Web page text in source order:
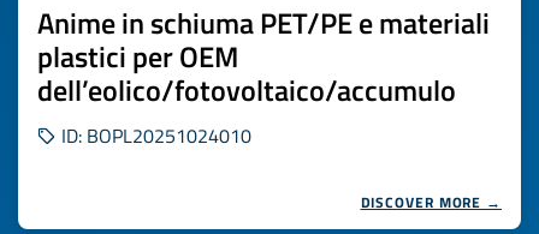
Anime in schiuma PET/PE e materiali
plastici per OEM
dell’eolico/fotovoltaico/accumulo
ID: BOPL20251024010
DISCOVER MORE →